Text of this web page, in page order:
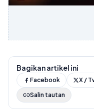
Bagikan artikel ini
Facebook X /
Salin tautan